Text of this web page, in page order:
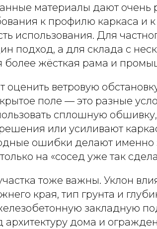
материалы дают очень
к профилю каркаса и к
использования. Для
подход, а для склада с
более жёсткая рама и
оценить ветровую
поле — это разные
сплошную
или усиливают
ошибки делают именно
на «сосед уже так
тоже важны. Уклон
края, тип грунта и
закладную
дома и